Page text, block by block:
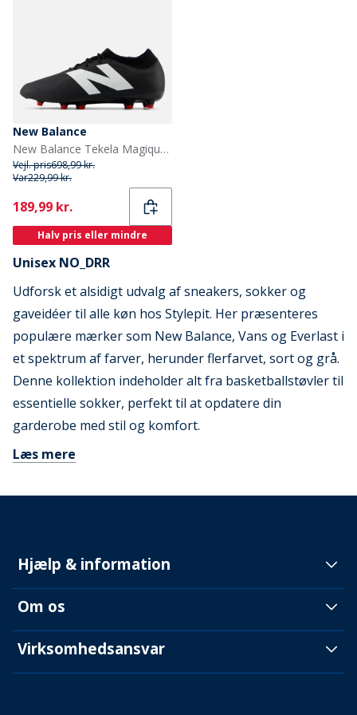
New Balance
New Balance Tekela Magique V4 FG / Firm Ground Fodboldstøvler Sort
Vejl. pris698,99 kr.
Var229,99 kr.
Current
189,99 kr.
Halv pris eller mindre
Unisex NO_DRR
Udforsk et alsidigt udvalg af sneakers, sokker og
gaveidéer til alle køn hos Stylepit. Her præsenteres
populære mærker som New Balance, Vans og Everlast i
et spektrum af farver, herunder flerfarvet, sort og grå.
Denne kollektion indeholder alt fra basketballstøvler til
essentielle sokker, perfekt til at opdatere din
garderobe med stil og komfort.
Læs mere
Hjælp & information
Om os
Virksomhedsansvar